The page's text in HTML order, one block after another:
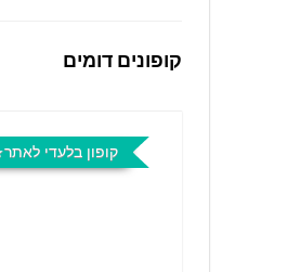
קופונים דומים
קופון בלעדי לאתר